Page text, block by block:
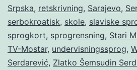
Srpska, retskrivning, Sarajevo,
serbokroatisk, skole, slaviske
sprogkort, sprogrensning, Stari
TV-Mostar, undervisningssprog,
Serdarević, Zlatko Šemsudin